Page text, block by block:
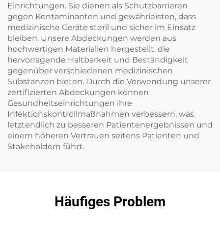
Einrichtungen. Sie dienen als Schutzbarrieren
gegen Kontaminanten und gewährleisten, dass
medizinische Geräte steril und sicher im Einsatz
bleiben. Unsere Abdeckungen werden aus
hochwertigen Materialien hergestellt, die
hervorragende Haltbarkeit und Beständigkeit
gegenüber verschiedenen medizinischen
Substanzen bieten. Durch die Verwendung unserer
zertifizierten Abdeckungen können
Gesundheitseinrichtungen ihre
Infektionskontrollmaßnahmen verbessern, was
letztendlich zu besseren Patientenergebnissen und
einem höheren Vertrauen seitens Patienten und
Stakeholdern führt.
Häufiges Problem